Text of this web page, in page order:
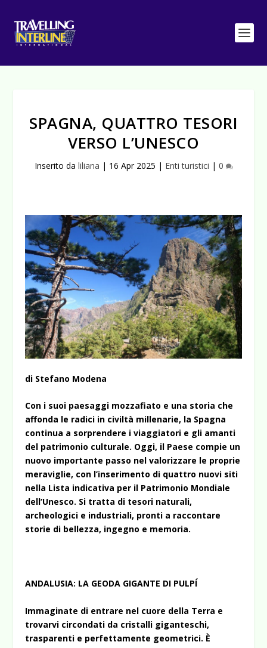
SPAGNA, QUATTRO TESORI
VERSO L’UNESCO
Inserito da liliana | 16 Apr 2025 | Enti turistici | 0
di Stefano Modena
Con i suoi paesaggi mozzafiato e una storia che
affonda le radici in civiltà millenarie, la Spagna
continua a sorprendere i viaggiatori e gli amanti
del patrimonio culturale. Oggi, il Paese compie un
nuovo importante passo nel valorizzare le proprie
meraviglie, con l’inserimento di quattro nuovi siti
nella Lista indicativa per il Patrimonio Mondiale
dell’Unesco. Si tratta di tesori naturali,
archeologici e industriali, pronti a raccontare
storie di bellezza, ingegno e memoria.
ANDALUSIA: LA GEODA GIGANTE DI PULPÍ
Immaginate di entrare nel cuore della Terra e
trovarvi circondati da cristalli giganteschi,
trasparenti e perfettamente geometrici. È